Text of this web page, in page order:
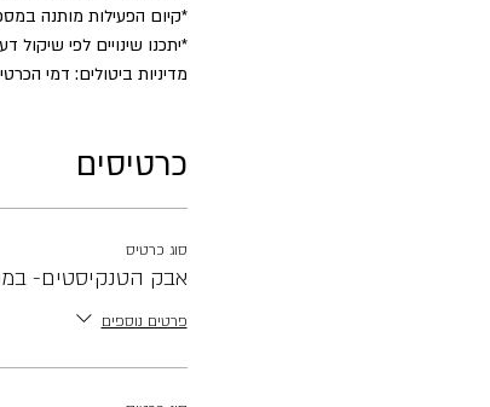
​*קיום הפעילות מותנה
*יתכנו שינויים לפי שיקול
מדיניות ביטולים: דמי הכרטיס יוחזרו במלואם עד 2 ימים לפני הפעילות. למעט
כרטיסים
סוג כרטיס
אבק הטנקיסטים-
פרטים נוספים